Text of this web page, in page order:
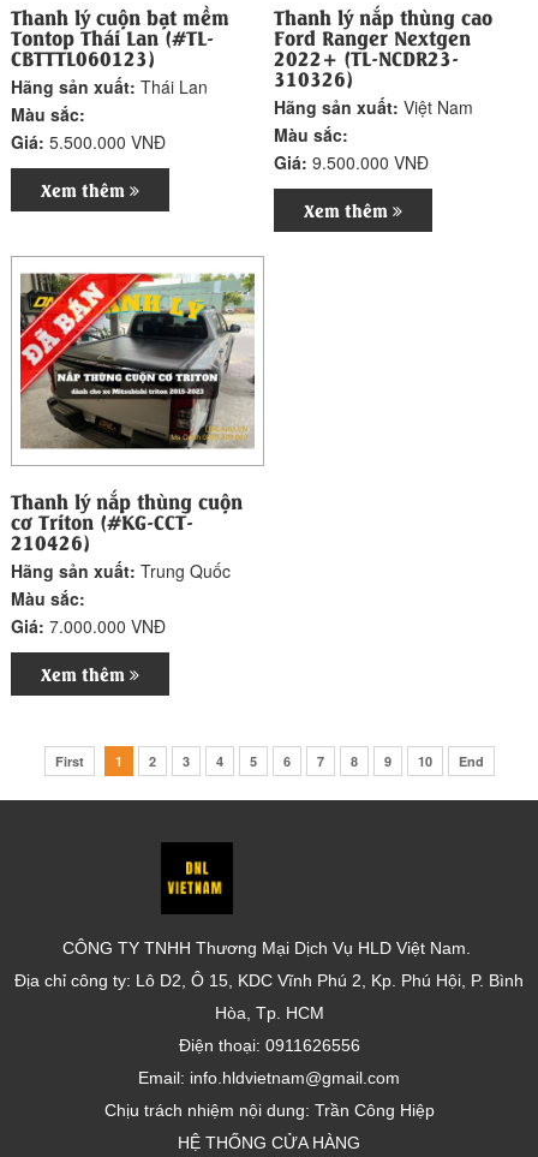
Thanh lý cuộn bạt mềm
Tontop Thái Lan (#TL-
CBTTTL060123)
Hãng sản xuất:Thái Lan
Màu sắc:
Giá:5.500.000 VNĐ
Xem thêm
Thanh lý nắp thùng cao
Ford Ranger Nextgen
2022+ (TL-NCDR23-
310326)
Hãng sản xuất:Việt Nam
Màu sắc:
Giá:9.500.000 VNĐ
Xem thêm
Thanh lý nắp thùng cuộn
cơ Triton (#KG-CCT-
210426)
Hãng sản xuất:Trung Quốc
Màu sắc:
Giá:7.000.000 VNĐ
Xem thêm
First 1 2 3 4 5 6 7 8 9 10 End
CÔNG TY TNHH Thương Mại Dịch Vụ HLD Việt Nam.
Địa chỉ công ty: Lô D2, Ô 15, KDC Vĩnh Phú 2, Kp. Phú Hội, P. Bình
Hòa, Tp. HCM
Điện thoại: 0911626556
Email: info.hldvietnam@gmail.com
Chịu trách nhiệm nội dung: Trần Công Hiệp
HỆ THỐNG CỬA HÀNG